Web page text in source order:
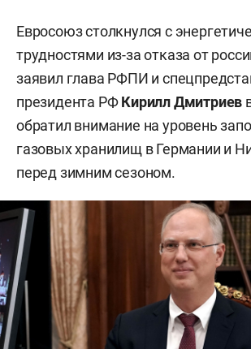
Евросоюз столкнулся с
трудностями из-за отказа от
заявил глава РФПИ и
президента РФКирилл Дмитриев
обратил внимание на уровень
газовых хранилищ в Германии и
перед зимним сезоном.